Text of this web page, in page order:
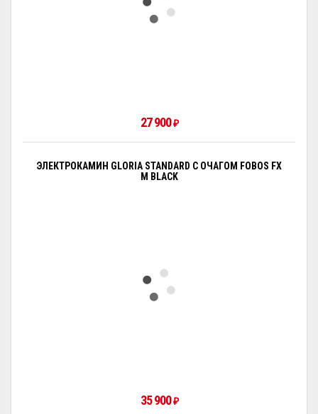
27 900₽
ЭЛЕКТРОКАМИН GLORIA STANDARD С ОЧАГОМ FOBOS FX
M BLACK
35 900₽